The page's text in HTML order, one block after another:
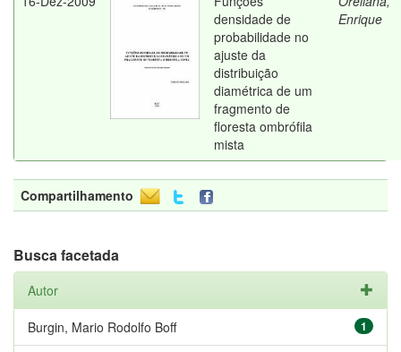
densidade de
probabilidade no
ajuste da
distribuição
diamétrica de um
fragmento de
floresta ombrófila
mista
Enrique
Compartilhamento
Busca facetada
Autor
1
Burgin, Mario Rodolfo Boff